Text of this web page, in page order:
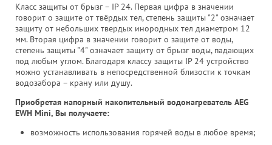
Класс защиты от брызг – IP 24. Первая цифра в значении
говорит о защите от твёрдых тел, степень защиты "2" означает
защиту от небольших твердых инородных тел диаметром 12
мм. Вторая цифра в значении говорит о защите от воды,
степень защиты "4" означает защиту от брызг воды, падающих
под любым углом. Благодаря классу защиты IP 24 устройство
можно устанавливать в непосредственной близости к точкам
водозабора – крану или душу.
Приобретая напорный накопительный водонагреватель AEG
EWH Mini, Вы получаете:
возможность использования горячей воды в любое время;